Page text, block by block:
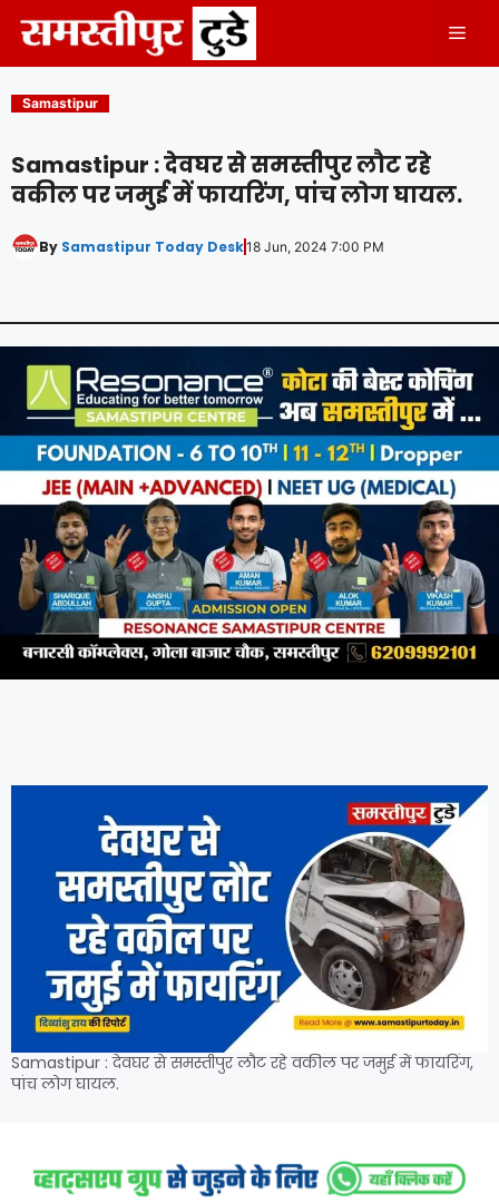
content
Samastipur
Samastipur : देवघर से समस्तीपुर लौट रहे
वकील पर जमुई में फायरिंग, पांच लोग घायल.
By Samastipur Today Desk18 Jun, 2024 7:00 PM
Samastipur : देवघर से समस्तीपुर लौट रहे वकील पर जमुई में फायरिंग,
पांच लोग घायल.